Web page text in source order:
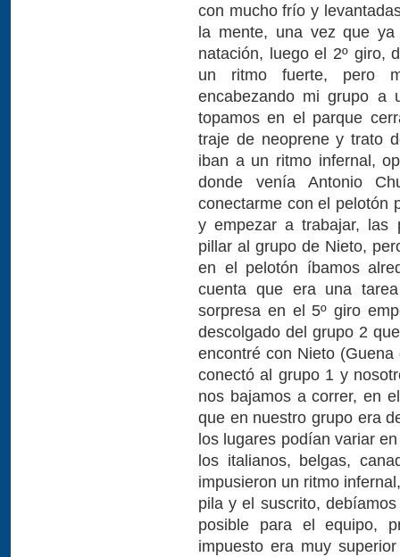
con mucho frío y
la mente, una vez que
natación, luego el 2º giro,
un ritmo fuerte, pero
encabezando mi grupo a
topamos en el parque
traje de neoprene y trato
iban a un ritmo infernal,
donde venía Antonio
conectarme con el pelotón
y empezar a trabajar, las
pillar al grupo de Nieto,
en el pelotón íbamos
cuenta que era una
sorpresa en el 5º giro
descolgado del grupo 2
encontré con Nieto
conectó al grupo 1 y
nos bajamos a correr, en
que en nuestro grupo era
los lugares podían variar
los italianos, belgas,
impusieron un ritmo
pila y el suscrito,
posible para el equipo,
impuesto era muy